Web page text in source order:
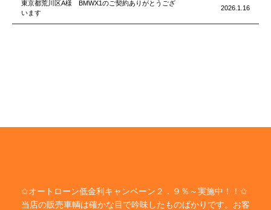
東京都荒川区A様 BMWX1のご契約ありがとうござ
います
2026.1.16
✩オートローン低金利キャンペーン２．９％～実施中！！✩
当店の販売車輌は確かな目で吟味したものばかりです。お客